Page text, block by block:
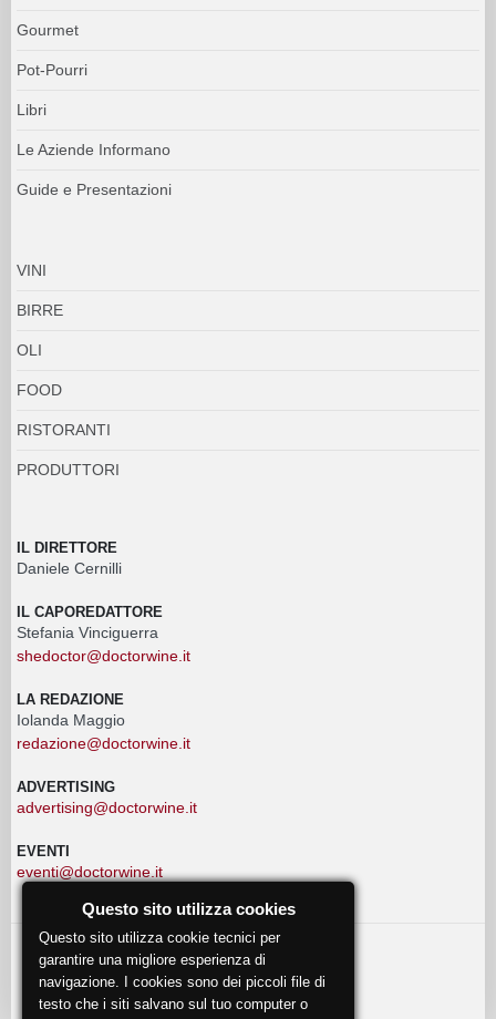
Gourmet
Pot-Pourri
Libri
Le Aziende Informano
Guide e Presentazioni
VINI
BIRRE
OLI
FOOD
RISTORANTI
PRODUTTORI
IL DIRETTORE
Daniele Cernilli
IL CAPOREDATTORE
Stefania Vinciguerra
shedoctor@doctorwine.it
LA REDAZIONE
Iolanda Maggio
redazione@doctorwine.it
ADVERTISING
advertising@doctorwine.it
EVENTI
eventi@doctorwine.it
© 2018DoctorWine.
Chi Siamo
Autori Contattaci
Questo sito utilizza cookies
Questo sito utilizza cookie tecnici per
garantire una migliore esperienza di
navigazione. I cookies sono dei piccoli file di
testo che i siti salvano sul tuo computer o